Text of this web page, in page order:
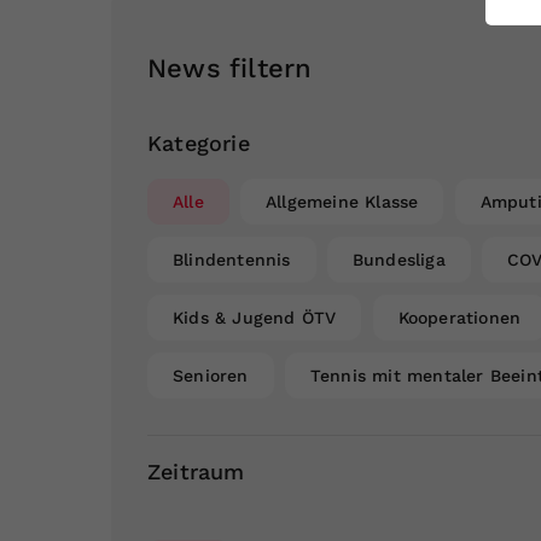
News filtern
Kategorie
Alle Allgemeine Klasse
Blindentennis Bundesliga
Kids & Jugend ÖTV Kooperationen
Senioren Tennis mit mentaler
Zeitraum